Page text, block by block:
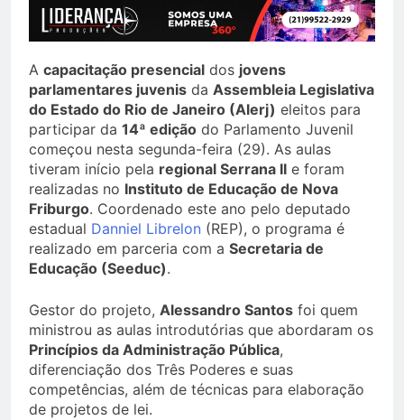
A capacitação presencial dos jovens
parlamentares juvenis da Assembleia Legislativa
do Estado do Rio de Janeiro (Alerj) eleitos para
participar da 14ª edição do Parlamento Juvenil
começou nesta segunda-feira (29). As aulas
tiveram início pela regional Serrana II e foram
realizadas no Instituto de Educação de Nova
Friburgo. Coordenado este ano pelo deputado
estadual Danniel Librelon (REP), o programa é
realizado em parceria com a Secretaria de
Educação (Seeduc).
Gestor do projeto, Alessandro Santos foi quem
ministrou as aulas introdutórias que abordaram os
Princípios da Administração Pública,
diferenciação dos Três Poderes e suas
competências, além de técnicas para elaboração
de projetos de lei.